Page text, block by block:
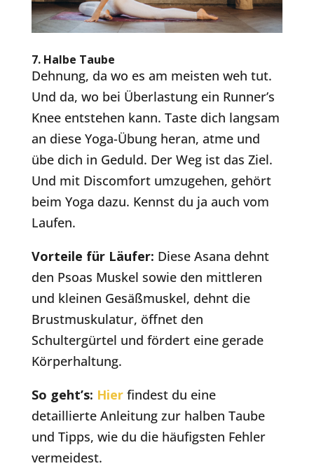
7. Halbe Taube
Dehnung, da wo es am meisten weh tut.
Und da, wo bei Überlastung ein Runner’s
Knee entstehen kann. Taste dich langsam
an diese Yoga-Übung heran, atme und
übe dich in Geduld. Der Weg ist das Ziel.
Und mit Discomfort umzugehen, gehört
beim Yoga dazu. Kennst du ja auch vom
Laufen.
Vorteile für Läufer: Diese Asana dehnt
den Psoas Muskel sowie den mittleren
und kleinen Gesäßmuskel, dehnt die
Brustmuskulatur, öffnet den
Schultergürtel und fördert eine gerade
Körperhaltung.
So geht’s: Hierfindest du eine
detaillierte Anleitung zur halben Taube
und Tipps, wie du die häufigsten Fehler
vermeidest.